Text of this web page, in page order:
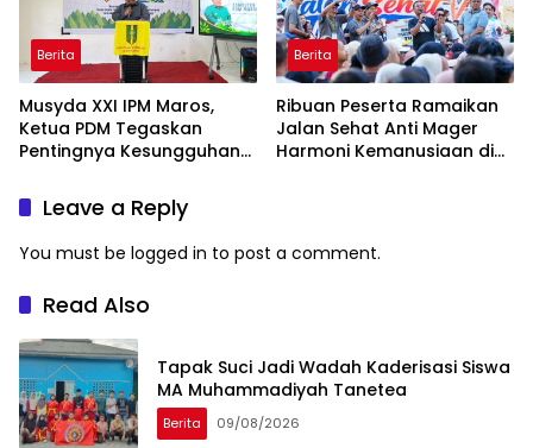
Berita
Musyda XXI IPM Maros,
Ketua PDM Tegaskan
Pentingnya Kesungguhan
Berita
Ribuan Peserta Ramaikan
Jalan Sehat Anti Mager
Harmoni Kemanusiaan di
Leave a Reply
You must be logged in to post a comment.
Read Also
Tapak Suci Jadi Wadah Kaderisasi Siswa
MA Muhammadiyah Tanetea
Berita 09/08/2026